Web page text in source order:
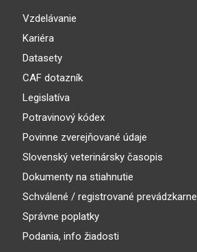
Vzdelávanie
Kariéra
Datasety
CAF dotazník
Legislatíva
Potravinový kódex
Povinne zverejňované údaje
Slovenský veterinársky časopis
Dokumenty na stiahnutie
Schválené / registrované prevádzkarne
Správne poplatky
Podania, info žiadosti